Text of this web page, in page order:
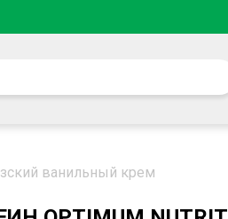
ванильный крем